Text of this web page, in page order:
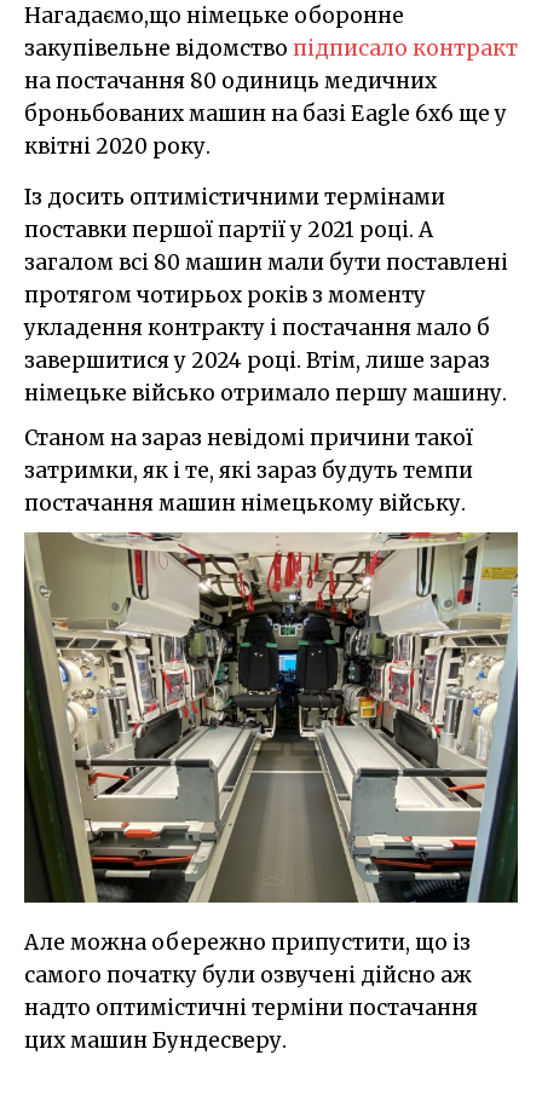
Нагадаємо,що німецьке оборонне
закупівельне відомство підписало контракт
на постачання 80 одиниць медичних
броньбованих машин на базі Eagle 6x6 ще у
квітні 2020 року.
Із досить оптимістичними термінами
поставки першої партії у 2021 році. А
загалом всі 80 машин мали бути поставлені
протягом чотирьох років з моменту
укладення контракту і постачання мало б
завершитися у 2024 році. Втім, лише зараз
німецьке військо отримало першу машину.
Станом на зараз невідомі причини такої
затримки, як і те, які зараз будуть темпи
постачання машин німецькому війську.
Але можна обережно припустити, що із
самого початку були озвучені дійсно аж
надто оптимістичні терміни постачання
цих машин Бундесверу.